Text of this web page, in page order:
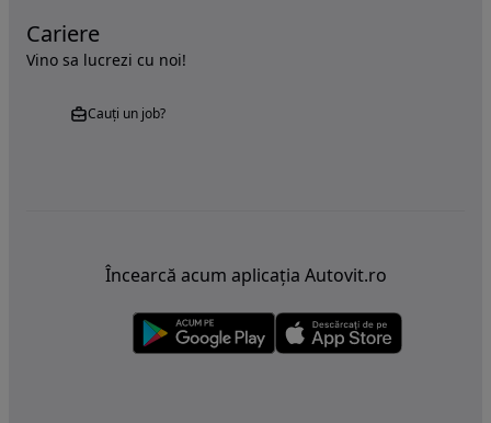
Cariere
Vino sa lucrezi cu noi!
Cauți un job?
Încearcă acum aplicația Autovit.ro